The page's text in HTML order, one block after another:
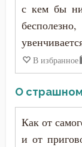
Хула
Царство
Церковь
Человек
с кем бы
В избранное
О
Как от
и от